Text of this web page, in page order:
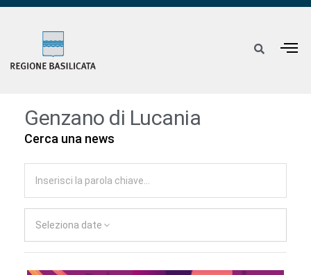
Genzano di Lucania
Cerca una news
Seleziona date